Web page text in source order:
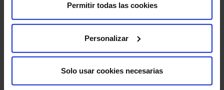
Permitir todas las cookies
Personalizar
Solo usar cookies necesarias
Reacciones alérgicas:en raras ocasiones, pueden
Molestias en el sitio de inyección:puedes
Para que tu prueba se desarrolle sin contratiempos, te